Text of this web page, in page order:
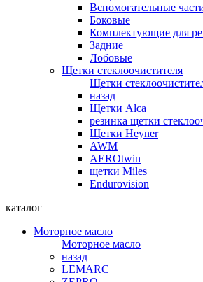
Вспомогательные
Боковые
Комплектующие для
Задние
Лобовые
Щетки стеклоочистителя
Щетки
назад
Щетки Alca
резинка щетки
Щетки Heyner
AWM
AEROtwin
щетки Miles
Endurovision
каталог
Моторное масло
Моторное масло
назад
LEMARC